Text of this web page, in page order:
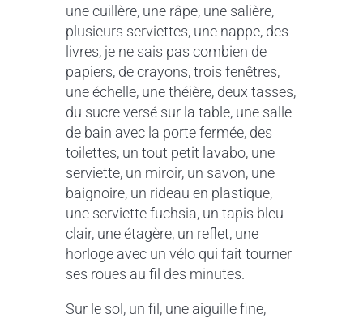
une cuillère, une râpe, une salière,
plusieurs serviettes, une nappe, des
livres, je ne sais pas combien de
papiers, de crayons, trois fenêtres,
une échelle, une théière, deux tasses,
du sucre versé sur la table, une salle
de bain avec la porte fermée, des
toilettes, un tout petit lavabo, une
serviette, un miroir, un savon, une
baignoire, un rideau en plastique,
une serviette fuchsia, un tapis bleu
clair, une étagère, un reflet, une
horloge avec un vélo qui fait tourner
ses roues au fil des minutes.
Sur le sol, un fil, une aiguille fine,